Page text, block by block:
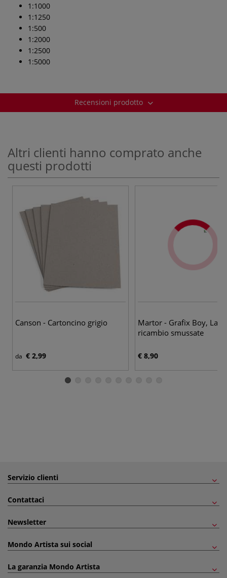
1:1000
1:1250
1:500
1:2000
1:2500
1:5000
Recensioni prodotto
Altri clienti hanno comprato anche
questi prodotti
Canson - Cartoncino grigio
da € 2,99
Martor - Grafix Boy,
ricambio smussate
€ 8,90
Servizio clienti
Contattaci
Newsletter
Mondo Artista sui social
La garanzia Mondo Artista